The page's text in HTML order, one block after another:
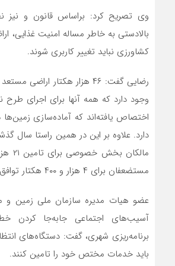
وی تصریح کرد: براساس قانون و نیز
بالادستی به خاطر مساله امنیت غذایی،
کشاورزی نباید تغییر کاربری شوند.
رضایی گفت: ۴۶ هزار هکتار
وجود دارد که همه آنها برای اجرای
اختصاص یافته‌اند که آماده‌سازی زمین‌ها
دارد. علاوه بر این در همین راستا سال
مستضعفان برای ۴ هزار و ۴۰۰ هکتار توافق حاصل شد.
عضو هیات مدیره سازمان ملی زمین و
آسیب‌های اجتماعی جابه‌جا کردن
برنامه‌ریزی شهری، گفت: دستگاه‌های
باید خدمات مختص خود را تامین کنند.